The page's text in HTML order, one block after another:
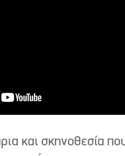
και σκηνοθεσία